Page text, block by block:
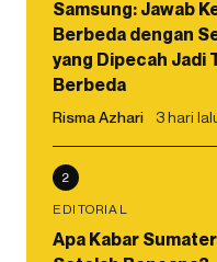
Samsung: Jawab
Berbeda dengan
yang Dipecah Jadi
Berbeda
Risma Azhari 3 hari
2
EDITORIAL
Apa Kabar